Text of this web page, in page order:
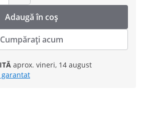
Adaugă în coș
Cumpărați acum
aprox. vineri, 14 august